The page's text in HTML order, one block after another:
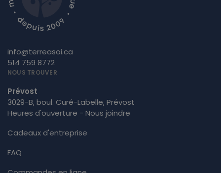
info@terreasoi.ca
514 759 8772
NOUS TROUVER
Prévost
3029-B, boul. Curé-Labelle, Prévost
Heures d'ouverture - Nous joindre
Cadeaux d'entreprise
FAQ